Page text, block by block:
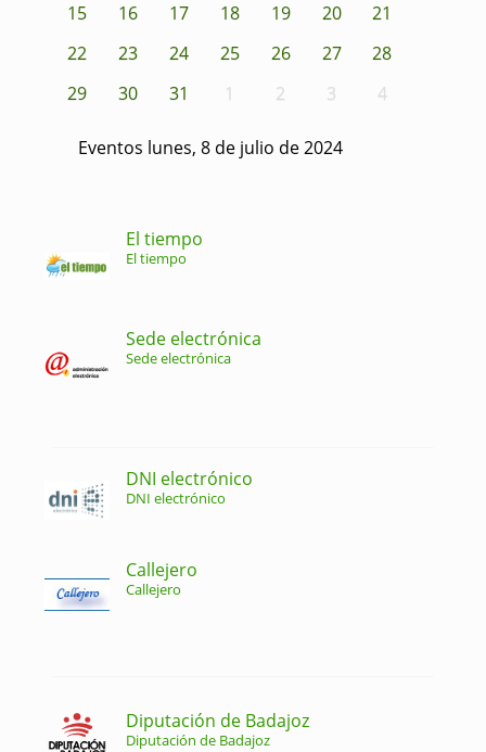
15
16 17 18 19 20
21
22
23 24 25 26 27
28
29
30 31 1 2 3 4
Eventos lunes, 8 de julio de 2024
El tiempo
El tiempo
Sede electrónica
Sede electrónica
DNI electrónico
DNI electrónico
Callejero
Callejero
Diputación de Badajoz
Diputación de Badajoz